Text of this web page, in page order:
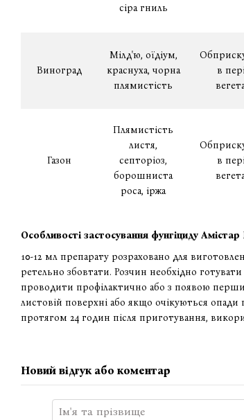
сіра гниль
Виноград
Мілд'ю, оїдіум,
краснуха, чорна
плямистість
в
Газон
Плямистість
листя,
септоріоз,
борошниста
роса, іржа
в
Особливості застосування фунгіциду Амістар
10-12 мл препарату розраховано для
ретельно збовтати. Розчин необхідно
проводити профілактично або з появою
листовій поверхні або якщо очікуються
протягом 24 годин після приготування,
Новий відгук або коментар